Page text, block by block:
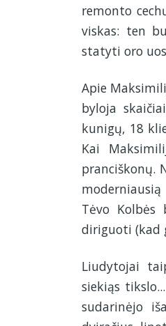
remonto
viskas: ten
statyti oro
Apie
byloja
kunigų, 18
Kai
pranciškonų.
Tėvo
diriguoti (kad
Liudytojai
siekiąs
sudarinėjo